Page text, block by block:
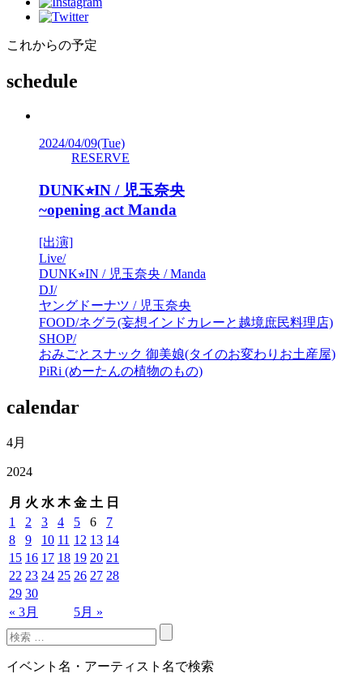
これからの予定
schedule
2024/04/09(Tue)
RESERVE
DUNK⭐︎IN / 児玉奈央
~opening act Manda
[出演]
Live/
DUNK⭐︎IN / 児玉奈央 / Manda
DJ/
ヤングドーナツ / 児玉奈央
FOOD/ネグラ(妄想インドカレーと越境庶民料理店)
SHOP/
おみごとスナック 御美娘(タイのお変わりお土産屋)
PiRi (めーたんの植物のもの)
calendar
4月
2024
月 火 水 木 金 土 日
« 3月 5月 »
1 2 3 4 5 6
7
8
9 10 11 12 13 14
15 16 17 18 19 20 21
22 23 24 25 26 27 28
29 30
イベント名・アーティスト名で検索